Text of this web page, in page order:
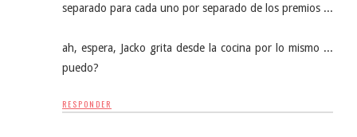
separado para cada uno por separado de los premios ...
ah, espera, Jacko grita desde la cocina por lo mismo ...
puedo?
RESPONDER